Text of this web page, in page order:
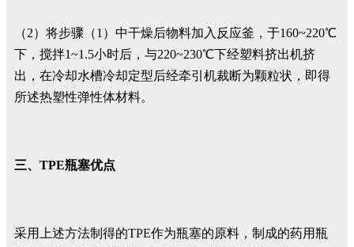
（2）将步骤（1）中干燥后物料加入反应釜，于160~220℃
下，搅拌1~1.5小时后，与220~230℃下经塑料挤出机挤
出，在冷却水槽冷却定型后经牵引机裁断为颗粒状，即得
所述热塑性弹性体材料。
三、TPE瓶塞优点
采用上述方法制得的TPE作为瓶塞的原料，制成的药用瓶